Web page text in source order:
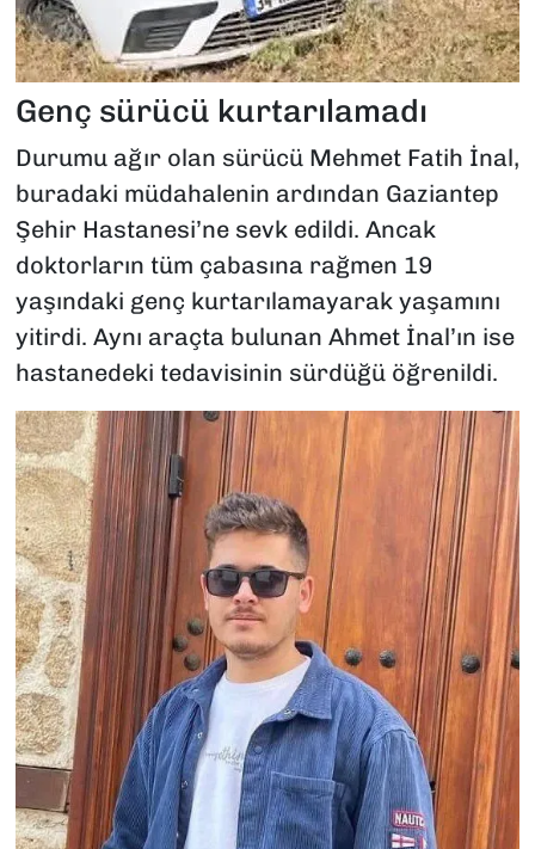
Genç sürücü kurtarılamadı
Durumu ağır olan sürücü Mehmet Fatih İnal,
buradaki müdahalenin ardından Gaziantep
Şehir Hastanesi’ne sevk edildi. Ancak
doktorların tüm çabasına rağmen 19
yaşındaki genç kurtarılamayarak yaşamını
yitirdi. Aynı araçta bulunan Ahmet İnal’ın ise
hastanedeki tedavisinin sürdüğü öğrenildi.